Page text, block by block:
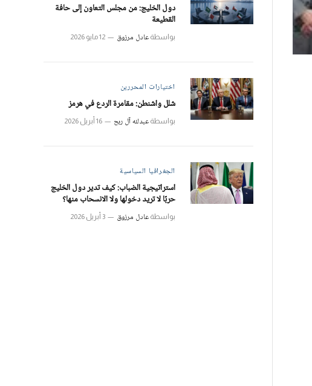
دول الخليج: من مجلس التعاون إلى حافة
القطيعة
بواسطة عادل مرزوق 12 مايو 2026
اختيارات المحررين
شلل واشنطن: مقامرة الردع في هرمز
بواسطة عبدلله آل ربح 16 أبريل 2026
الجغرافيا السياسية
استراتيجية الضباب: كيف تدير دول الخليج
حربًا لا تريد دخولها ولا الانسحاب منها؟
بواسطة عادل مرزوق 3 أبريل 2026